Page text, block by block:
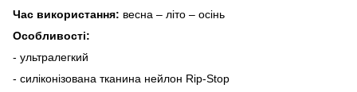
Час використання: весна – літо – осінь
Особливості:
- ультралегкий
- силіконізована тканина нейлон Rip-Stop